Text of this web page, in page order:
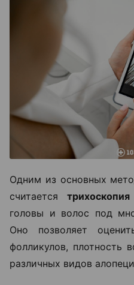
Одним из основных
считается трихоскопия
головы и волос под
Оно позволяет
фолликулов, плотность
различных видов